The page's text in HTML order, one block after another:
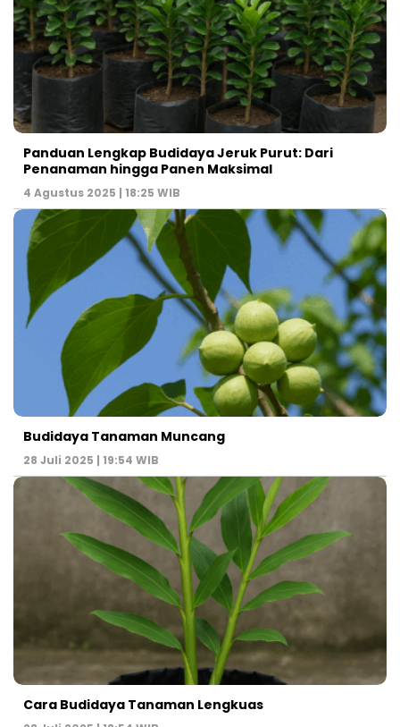
Panduan Lengkap Budidaya Jeruk Purut: Dari
Penanaman hingga Panen Maksimal
4 Agustus 2025 | 18:25 WIB
Budidaya Tanaman Muncang
28 Juli 2025 | 19:54 WIB
Cara Budidaya Tanaman Lengkuas